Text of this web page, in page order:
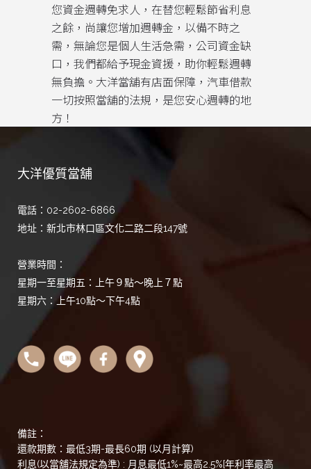
您資金週轉免求人，在替您輕鬆節省利息
之餘，尚讓您增加週轉金，以備不時之
需，無論您是個人生活急需，公司資金缺
口，我們都給予現金資援，助你輕鬆週轉
無負擔。大洋當舖有店面保障，汽車借款
一切按照當舖的法規，是您安心週轉的地
方！
大洋優質當舖
電話：02-2602-6866
地址：新北市林口區文化二路二段147號
營業時間：
星期一至星期五：上午９點～晚上７點
星期六：上午10點～下午4點
備註：
還款期數：最低3期-最長60期 (以月計算)
利息(以當舖法規定為準) : 月息最低1%~最高2.5%[年利率最高